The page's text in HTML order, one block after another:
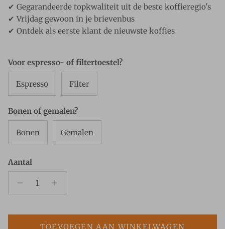
✔ Gegarandeerde topkwaliteit uit de beste koffieregio's
✔ Vrijdag gewoon in je brievenbus
✔ Ontdek als eerste klant de nieuwste koffies
Voor espresso- of filtertoestel?
Espresso Filter
Bonen of gemalen?
Bonen Gemalen
Aantal
TOEVOEGEN AAN WINKELWAGEN